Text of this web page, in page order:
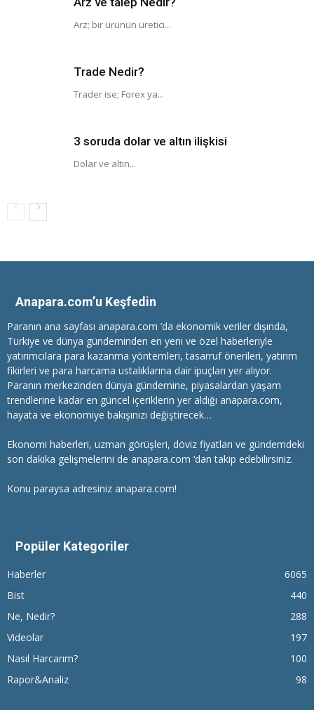
Arz; bir ürünün üretici...
Trade Nedir?
Trader ise; Forex ya...
3 soruda dolar ve altın ilişkisi
Dolar ve altın...
Anapara.com’u Keşfedin
Paranın ana sayfası anapara.com ’da ekonomik veriler dışında,
Türkiye ve dünya gündeminden en yeni ve özel haberleriyle
yatırımcılara para kazanma yöntemleri, tasarruf önerileri, yatırım
fikirleri ve para harcama ustalıklarına dair ipuçları yer alıyor.
Paranın merkezinden dünya gündemine, piyasalardan yaşam
trendlerine kadar en güncel içeriklerin yer aldığı anapara.com,
hayata ve ekonomiye bakışınızı değiştirecek…
Ekonomi haberleri, uzman görüşleri, döviz fiyatları ve gündemdeki
son dakika gelişmelerini de anapara.com ‘dan takip edebilirsiniz.
Konu paraysa adresiniz anapara.com!
Popüler Kategoriler
Haberler
6065
Bist
440
Ne, Nedir?
288
Videolar
197
Nasıl Harcarım?
100
Rapor&Analiz
98